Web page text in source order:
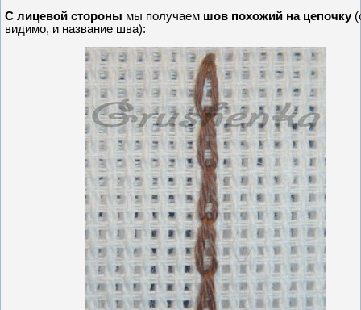
С лицевой стороны мы получаем шов похожий на цепочку
видимо, и название шва):